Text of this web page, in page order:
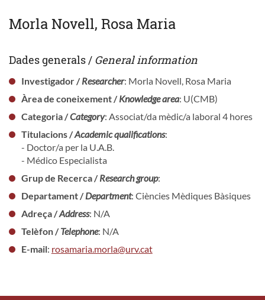
Morla Novell, Rosa Maria
Dades generals / General information
Investigador /Researcher: Morla Novell, Rosa Maria
Àrea de coneixement /Knowledge area: U(CMB)
Categoria /Category: Associat/da mèdic/a laboral 4 hores
Titulacions /Academic qualifications:
- Doctor/a per la U.A.B.
- Médico Especialista
Grup de Recerca /Research group:
Departament /Department: Ciències Mèdiques Bàsiques
Adreça /Address: N/A
Telèfon /Telephone: N/A
E-mail: rosamaria.morla@urv.cat